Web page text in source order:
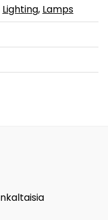
Lighting, Lamps